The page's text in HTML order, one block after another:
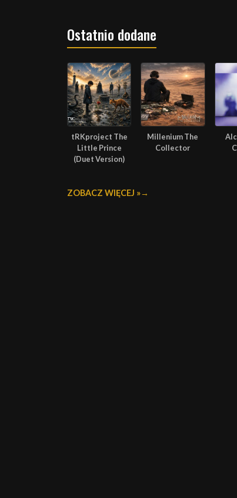
Ostatnio dodane
tRKproject The
Little Prince
(Duet Version)
Millenium The
Collector
ZOBACZ WIĘCEJ »